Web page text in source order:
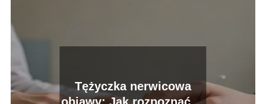
Tężyczka nerwicowa